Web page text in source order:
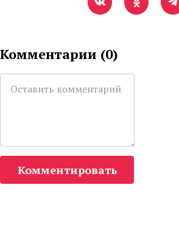
Комментарии (0)
Комментировать